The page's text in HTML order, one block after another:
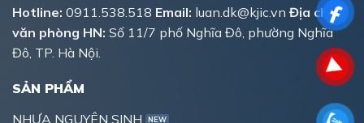
Hotline: 0911.538.518 Email: luan.dk@kjic.vn Địa chỉ
văn phòng HN: Số 11/7 phố Nghĩa Đô, phường Nghĩa
Đô, TP. Hà Nội.
SẢN PHẨM
NHỰA NGUYÊN SINH